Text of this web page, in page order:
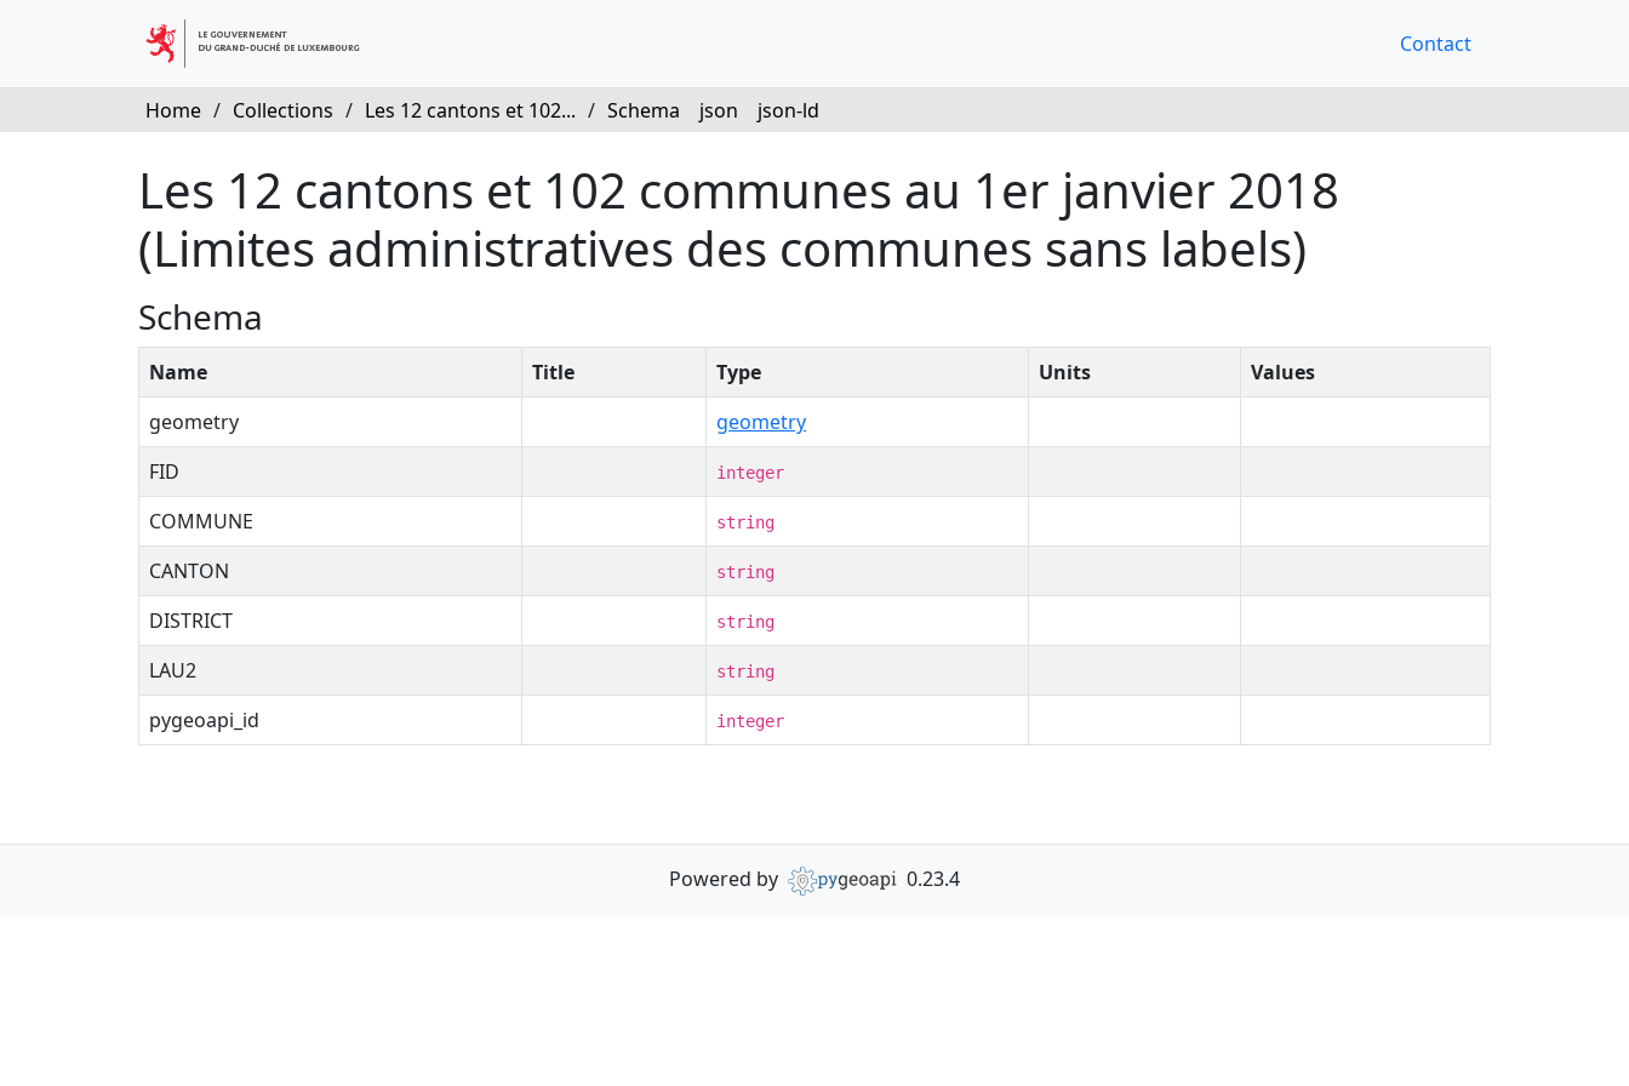
Contact
Home / Collections / Les 12 cantons et 102... / Schema json json-ld
Les 12 cantons et 102 communes au 1er janvier 2018
(Limites administratives des communes sans labels)
Schema
Name Title Type Units
Values
geometry
geometry
FID
integer
COMMUNE string
CANTON string
DISTRICT string
LAU2 string
pygeoapi_id integer
Powered by 0.23.4